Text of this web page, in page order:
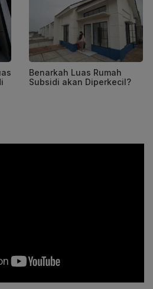
Benarkah Luas Rumah
Subsidi akan Diperkecil?